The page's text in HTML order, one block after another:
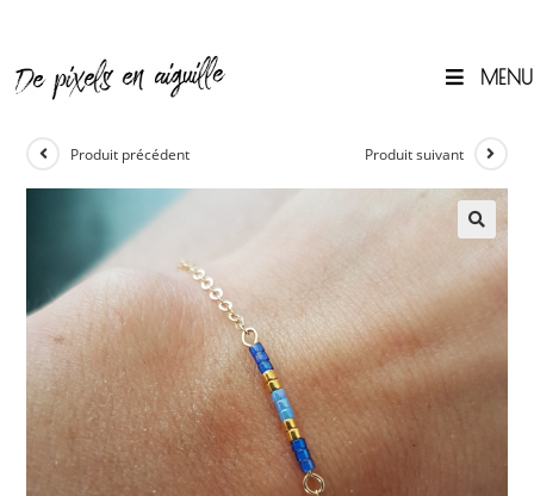
content
MENU
Produit précédent Produit suivant